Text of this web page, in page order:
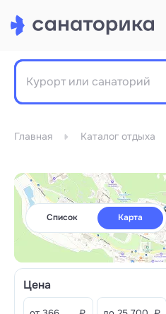
Главная Каталог отдыха
Список Карта
Цена